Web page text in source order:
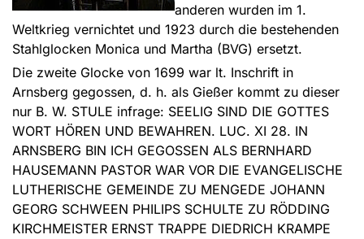
anderen wurden im 1.
Weltkrieg vernichtet und 1923 durch die bestehenden
Stahlglocken Monica und Martha (BVG) ersetzt.
Die zweite Glocke von 1699 war lt. Inschrift in
Arnsberg gegossen, d. h. als Gießer kommt zu dieser
nur B. W. STULE infrage: SEELIG SIND DIE GOTTES
WORT HÖREN UND BEWAHREN. LUC. XI 28. IN
ARNSBERG BIN ICH GEGOSSEN ALS BERNHARD
HAUSEMANN PASTOR WAR VOR DIE EVANGELISCHE
LUTHERISCHE GEMEINDE ZU MENGEDE JOHANN
GEORG SCHWEEN PHILIPS SCHULTE ZU RÖDDING
KIRCHMEISTER ERNST TRAPPE DIEDRICH KRAMPE